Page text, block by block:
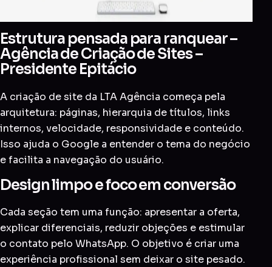
Estrutura pensada para ranquear –
Agência de Criação de Sites –
Presidente Epitácio
A criação de site da LTA Agência começa pela
arquitetura: páginas, hierarquia de títulos, links
internos, velocidade, responsividade e conteúdo.
Isso ajuda o Google a entender o tema do negócio
e facilita a navegação do usuário.
Design limpo e foco em conversão
Cada seção tem uma função: apresentar a oferta,
explicar diferenciais, reduzir objeções e estimular
o contato pelo WhatsApp. O objetivo é criar uma
experiência profissional sem deixar o site pesado.